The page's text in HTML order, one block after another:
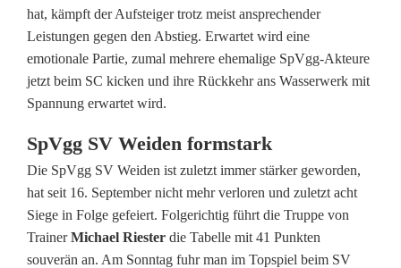
e
r
S
p
V
g
g
S
hat, kämpft der Aufsteiger trotz meist ansprechender
Leistungen gegen den Abstieg. Erwartet wird eine
emotionale Partie, zumal mehrere ehemalige SpVgg-Akteure
jetzt beim SC kicken und ihre Rückkehr ans Wasserwerk mit
Spannung erwartet wird.
SpVgg SV Weiden formstark
Die SpVgg SV Weiden ist zuletzt immer stärker geworden,
hat seit 16. September nicht mehr verloren und zuletzt acht
Siege in Folge gefeiert. Folgerichtig führt die Truppe von
TrainerMichael Riester die Tabelle mit 41 Punkten
souverän an. Am Sonntag fuhr man im Topspiel beim SV